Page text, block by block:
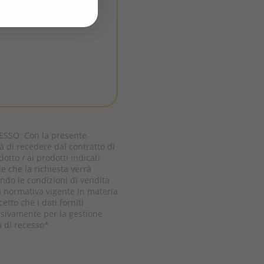
Con la presente
di recedere dal contratto di
/ ai prodotti indicati
che la richiesta verrà
le condizioni di vendita
vigente in materia
che i dati forniti
per la gestione
di recesso*